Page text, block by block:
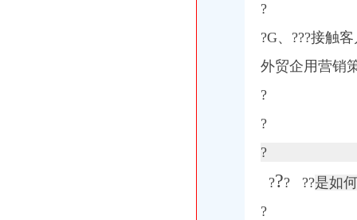
?
?G、 ???接触
外贸企用营销
?
?
?
??? ??是如
?